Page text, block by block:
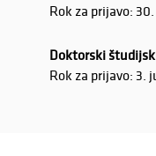
Rok za prijavo:
Doktorski
Rok za prijavo: 3.